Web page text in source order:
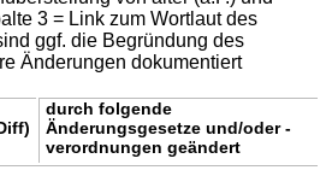
3 = Link zum Wortlaut des
ggf. die Begründung des
Änderungen dokumentiert
durch folgende
Änderungsgesetze und/oder -
verordnungen geändert